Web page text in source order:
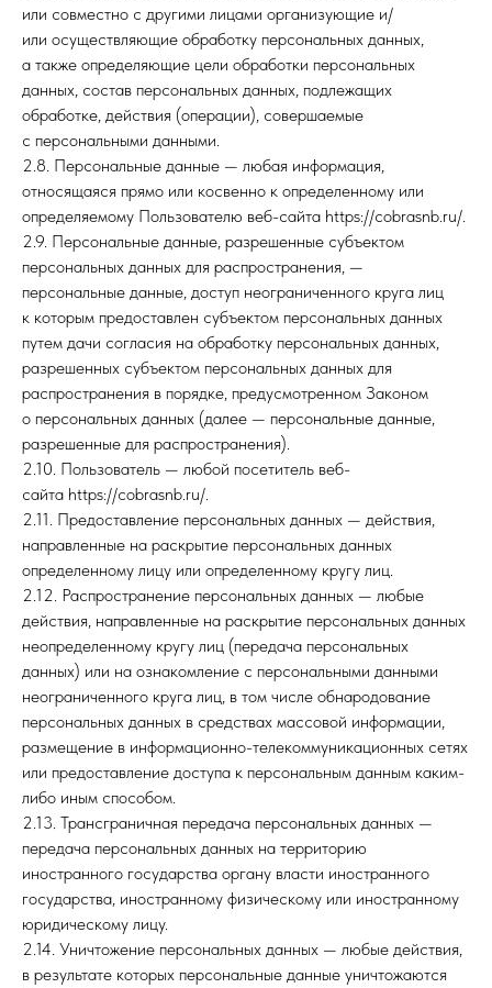
или совместно с другими лицами организующие и/
или осуществляющие обработку персональных данных,
а также определяющие цели обработки персональных
данных, состав персональных данных, подлежащих
обработке, действия (операции), совершаемые
с персональными данными.
2.8. Персональные данные — любая информация,
относящаяся прямо или косвенно к определенному или
определяемому Пользователю веб-сайта https://cobrasnb.ru/.
2.9. Персональные данные, разрешенные субъектом
персональных данных для распространения, —
персональные данные, доступ неограниченного круга лиц
к которым предоставлен субъектом персональных данных
путем дачи согласия на обработку персональных данных,
разрешенных субъектом персональных данных для
распространения в порядке, предусмотренном Законом
о персональных данных (далее — персональные данные,
разрешенные для распространения).
2.10. Пользователь — любой посетитель веб-
сайта https://cobrasnb.ru/.
2.11. Предоставление персональных данных — действия,
направленные на раскрытие персональных данных
определенному лицу или определенному кругу лиц.
2.12. Распространение персональных данных — любые
действия, направленные на раскрытие персональных данных
неопределенному кругу лиц (передача персональных
данных) или на ознакомление с персональными данными
неограниченного круга лиц, в том числе обнародование
персональных данных в средствах массовой информации,
размещение в информационно-телекоммуникационных сетях
или предоставление доступа к персональным данным каким-
либо иным способом.
2.13. Трансграничная передача персональных данных —
передача персональных данных на территорию
иностранного государства органу власти иностранного
государства, иностранному физическому или иностранному
юридическому лицу.
2.14. Уничтожение персональных данных — любые действия,
в результате которых персональные данные уничтожаются